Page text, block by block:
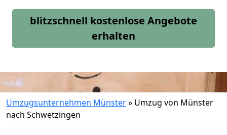
blitzschnell kostenlose Angebote
erhalten
Umzugsunternehmen Münster» Umzug von Münster
nach Schwetzingen